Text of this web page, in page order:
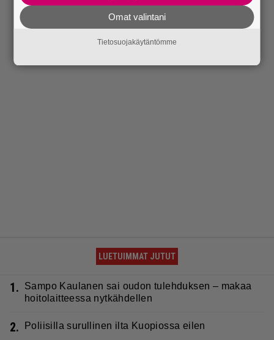
LUETUIMMAT JUTUT
1.
Sampo Kaulanen sai oudon tulehduksen – makaa
hoitolaitteessa nytkähdellen
2. Poliisilla surullinen ilta Kuopiossa eilen
Omat valintani
Tietosuojakäytäntömme